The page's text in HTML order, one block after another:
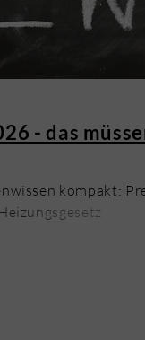
- das
kompakt: